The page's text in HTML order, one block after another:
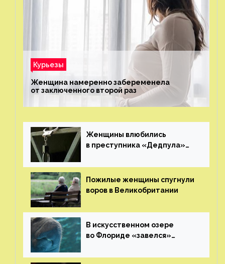
Курьезы
Женщина намеренно забеременела
от заключенного второй раз
Женщины влюбились
в преступника «Дедпула»
ему жизнь
Пожилые женщины спугнули
воров в Великобритании
В искусственном озере
во Флориде «завелся»